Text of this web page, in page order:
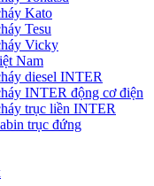
Kato
Tesu
Vicky
Nam
diesel INTER
INTER động cơ điện
trục liền INTER
trục đứng